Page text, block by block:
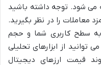
می شود. توجه داشته باشید
معاملات را در نظر بگیرید.
به سطح کاربری شما و حجم
از ابزارهای تحلیلی
قیمت ارزهای دیجیتال